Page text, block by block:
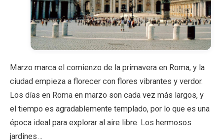
Marzo marca el comienzo de la primavera en Roma, y la
ciudad empieza a florecer con flores vibrantes y verdor.
Los días en Roma en marzo son cada vez más largos, y
el tiempo es agradablemente templado, por lo que es una
época ideal para explorar al aire libre. Los hermosos
jardines…